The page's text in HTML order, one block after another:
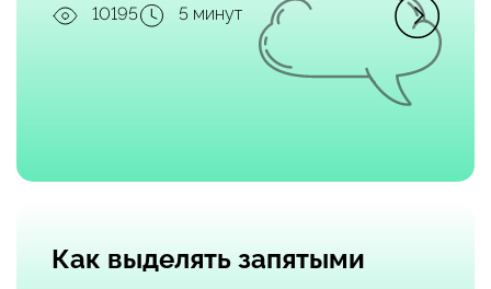
10195 5 минут
Как выделять запятыми